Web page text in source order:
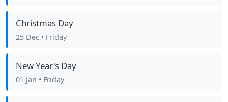
Christmas Day
25 Dec • Friday
New Year's Day
01 Jan • Friday